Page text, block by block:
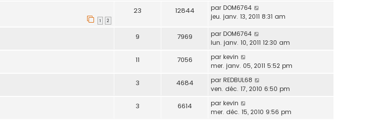
1 2
23 12844 par DOM6764
jeu. janv. 13, 2011 8:31 am
9 7969 par DOM6764
lun. janv. 10, 2011 12:30 am
11 7056 par kevin
mer. janv. 05, 2011 5:52 pm
3 4684 par REDBUL68
ven. déc. 17, 2010 6:50 pm
3 6614 par kevin
mer. déc. 15, 2010 9:56 pm